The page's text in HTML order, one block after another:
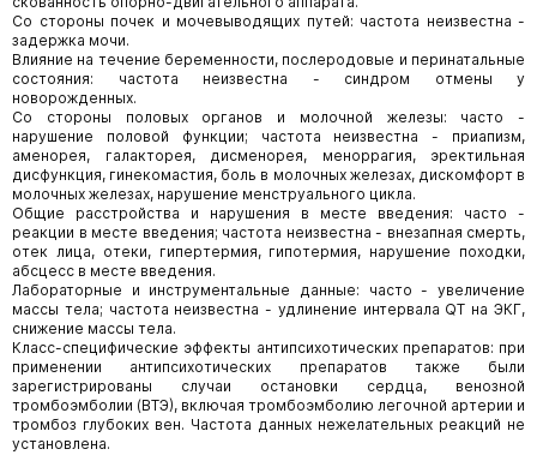
Со стороны почек и мочевыводящих путей: частота неизвестна -
задержка мочи.
Влияние на течение беременности, послеродовые и перинатальные
состояния: частота неизвестна - синдром отмены у
новорожденных.
Со стороны половых органов и молочной железы: часто -
нарушение половой функции; частота неизвестна - приапизм,
аменорея, галакторея, дисменорея, меноррагия, эректильная
дисфункция, гинекомастия, боль в молочных железах, дискомфорт в
молочных железах, нарушение менструального цикла.
Общие расстройства и нарушения в месте введения: часто -
реакции в месте введения; частота неизвестна - внезапная смерть,
отек лица, отеки, гипертермия, гипотермия, нарушение походки,
абсцесс в месте введения.
Лабораторные и инструментальные данные: часто - увеличение
массы тела; частота неизвестна - удлинение интервала QT на ЭКГ,
снижение массы тела.
Класс-специфические эффекты антипсихотических препаратов: при
применении антипсихотических препаратов также были
зарегистрированы случаи остановки сердца, венозной
тромбоэмболии (ВТЭ), включая тромбоэмболию легочной артерии и
тромбоз глубоких вен. Частота данных нежелательных реакций не
установлена.